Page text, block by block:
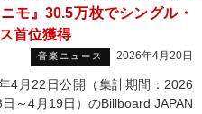
モ』30.5万枚でシングル・
首位獲得
音楽ニュース 2026年4月20日
4月22日公開（集計期間：2026
～4月19日）のBillboard JAPAN